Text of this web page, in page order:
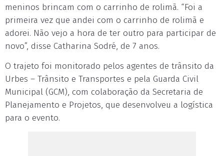
meninos brincam com o carrinho de rolimã. “Foi a
primeira vez que andei com o carrinho de rolimã e
adorei. Não vejo a hora de ter outro para participar de
novo”, disse Catharina Sodré, de 7 anos.
O trajeto foi monitorado pelos agentes de trânsito da
Urbes – Trânsito e Transportes e pela Guarda Civil
Municipal (GCM), com colaboração da Secretaria de
Planejamento e Projetos, que desenvolveu a logística
para o evento.